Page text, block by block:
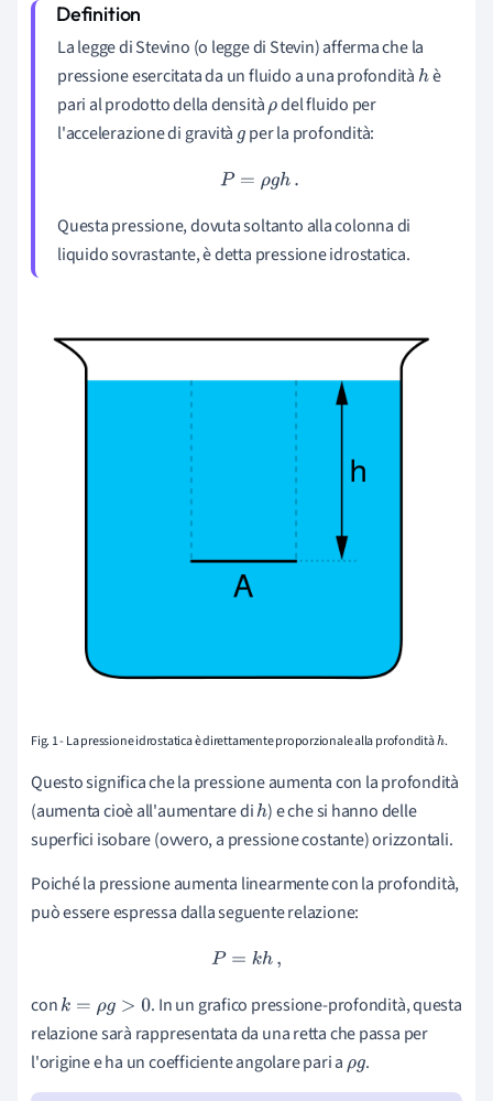
La legge di Stevino (o legge di Stevin) afferma che la
pressione esercitata da un fluido a una profonditàhè
pari al prodotto della densitàρdel fluido per
l'accelerazione di gravitàgper la profondità:
P=ρgh.
Questa pressione, dovuta soltanto alla colonna di
liquido sovrastante, è detta pressione idrostatica.
Fig. 1 - La pressione idrostatica è direttamente proporzionale alla profonditàh.
Questo significa che la pressione aumenta con la profondità
(aumenta cioè all'aumentare dih) e che si hanno delle
superfici isobare (ovvero, a pressione costante) orizzontali.
Poiché la pressione aumenta linearmente con la profondità,
può essere espressa dalla seguente relazione:
P=kh,
conk=ρg >0
. In un grafico pressione-profondità, questa
relazione sarà rappresentata da una retta che passa per
l'origine e ha un coefficiente angolare pari aρg.